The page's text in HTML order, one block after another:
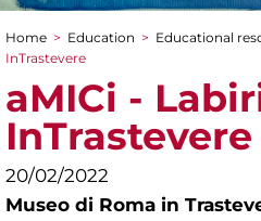
You are here
Home > Education > Educational
InTrastevere
aMICi -
InTrastevere
20/02/2022
Museo di Roma in